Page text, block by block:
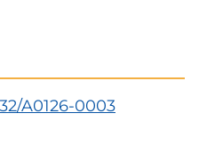
A0126-0003